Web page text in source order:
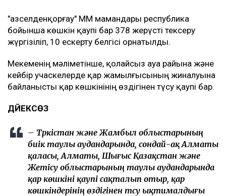
"Қазселденқорғау" ММ мамандары республика
бойынша көшкін қаупі бар 378 жерүсті тексеру
жүргізіліп, 10 ескерту белгісі орнатылды.
Мекеменің мәліметінше, қолайсыз ауа райына және
кейбір учаскелерде қар жамылғысының жиналуына
байланысты қар көшкінінің өздігінен түсу қаупі бар.
ДӘЙЕКСӨЗ
– Түркістан және Жамбыл облыстарының
биік таулы аудандарында, сондай-ақ Алматы
қаласы, Алматы, Шығыс Қазақстан және
Жетісу облыстарының таулы аудандарында
қар көшкіні қаупі сақталып отыр, қар
көшкіндерінің өздігінен түсу ықтималдығы